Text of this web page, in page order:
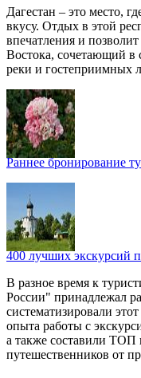
Дагестан – это место,
вкусу. Отдых в этой
впечатления и
Востока, сочетающий в
реки и гостеприимных
Раннее бронирование
400 лучших экскурсий
В разное время к
России" принадлежал
систематизировали
опыта работы с
а также составили ТОП
путешественников от